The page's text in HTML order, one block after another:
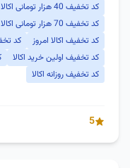
کد تخفیف 40 هزار تومانی اکالا
کد تخفیف 70 هزار تومانی اکالا
کد تخفیف اکالا امروز
کد
کد تخفیف اولین خرید اکالا
کد تخفیف روزانه اکالا
5